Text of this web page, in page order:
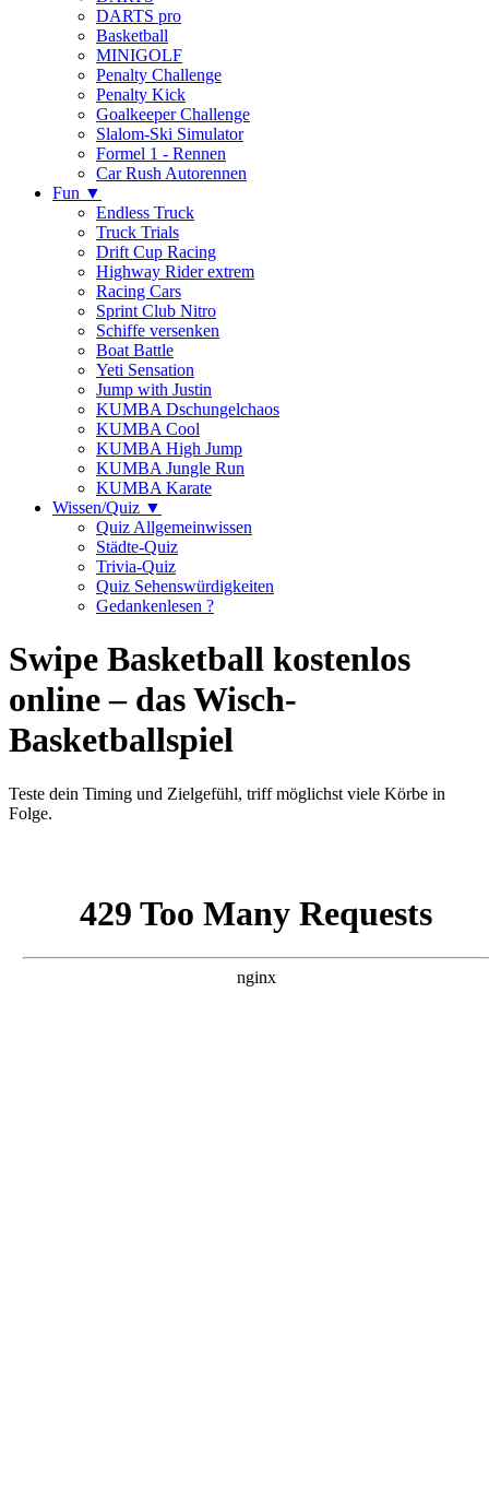
DARTS pro
Basketball
MINIGOLF
Penalty Challenge
Penalty Kick
Goalkeeper Challenge
Slalom-Ski Simulator
Formel 1 - Rennen
Car Rush Autorennen
Fun ▼
Endless Truck
Truck Trials
Drift Cup Racing
Highway Rider extrem
Racing Cars
Sprint Club Nitro
Schiffe versenken
Boat Battle
Yeti Sensation
Jump with Justin
KUMBA Dschungelchaos
KUMBA Cool
KUMBA High Jump
KUMBA Jungle Run
KUMBA Karate
Wissen/Quiz ▼
Quiz Allgemeinwissen
Städte-Quiz
Trivia-Quiz
Quiz Sehenswürdigkeiten
Gedankenlesen ?
Swipe Basketball kostenlos
online – das Wisch-
Basketballspiel
Teste dein Timing und Zielgefühl, triff möglichst viele Körbe in
Folge.